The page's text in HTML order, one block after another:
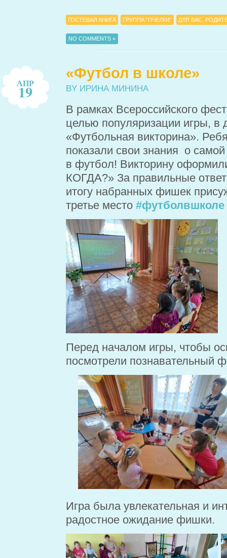
ГОСТЕВАЯ КНИГА ГРУППА "ПЧЕЛКИ" ДЛЯ ВАС,
NO COMMENTS »
АПР
19
«Футбол в школе»
BY ИРИНА МИНИНА
В рамках Всероссийского
целью популяризации игры,
«Футбольная викторина».
показали свои знания о
в футбол! Викторину
КОГДА?» За правильные
итогу набранных фишек
третье место #футболвшколе
Перед началом игры, чтобы
посмотрели познавательный
Игра была увлекательная и
радостное ожидание фишки.